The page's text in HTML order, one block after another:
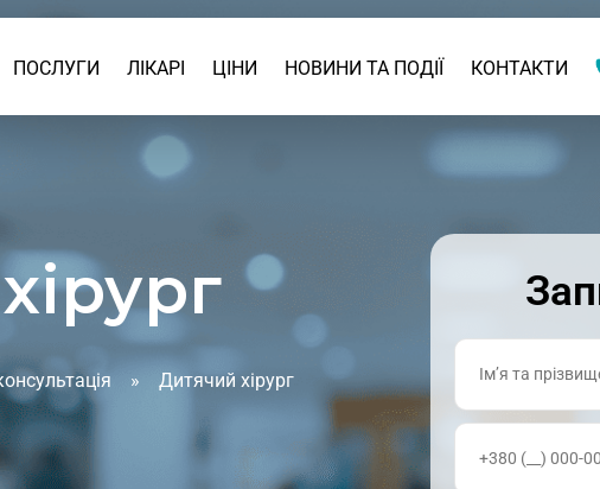
ПОСЛУГИ
ДИТЯЧА КОНСУЛЬТАЦІЯ ДИТЯЧИЙ АЛЕРГОЛОГ
ДИТЯЧИЙ ГІНЕКОЛОГ
ДИТЯЧИЙ ДЕРМАТОЛОГ
ЕНДОКРИНОЛОГ
ДИТЯЧИЙ ІМУНОЛОГ
ДОРОСЛА КОНСУЛЬТАЦІЯ
ПРОГРАМИ ТА ЧЕКАПИ
ONLINE КОНСУЛЬТАЦІЯ
ЛІКАРІ ЦІНИ НОВИНИ ТА ПОДІЇ КОНТАКТИ
» Дитячий хірург